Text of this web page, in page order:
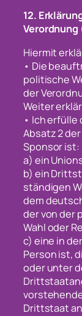
12.
Hiermit
• Die
politische
der
Weiter
• Ich erfülle
Absatz 2
Sponsor ist:
a) ein
b) ein
ständigen
dem
der von der
Wahl oder
c) eine in
Person ist,
oder unter
Drittstaat